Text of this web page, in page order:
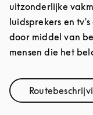
uitzonderlijke
luidsprekers en
door middel van
mensen die het
Link